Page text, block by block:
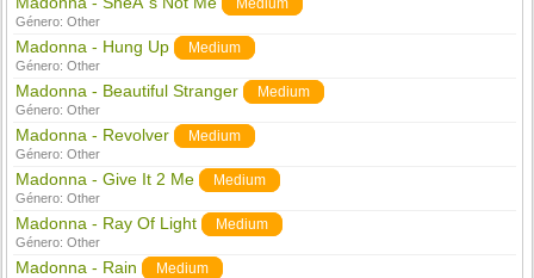
Medium
Género:Other
Madonna - Hung Up Medium
Género:Other
Madonna - Beautiful Stranger Medium
Género:Other
Madonna - Revolver Medium
Género:Other
Madonna - Give It 2 Me Medium
Género:Other
Madonna - Ray Of Light Medium
Género:Other
Madonna - Rain Medium